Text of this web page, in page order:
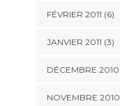
FÉVRIER 2011 (6)
JANVIER 2011 (3)
DÉCEMBRE 2010
NOVEMBRE 2010